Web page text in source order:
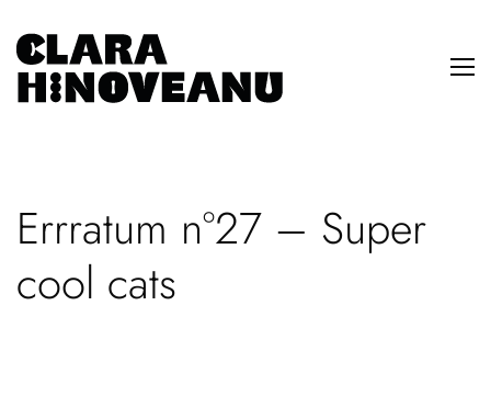
Errratum n°27 – Super
cool cats